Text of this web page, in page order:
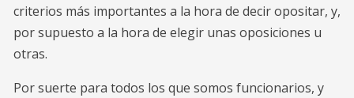
criterios más importantes a la hora de decir opositar, y,
por supuesto a la hora de elegir unas oposiciones u
otras.
Por suerte para todos los que somos funcionarios, y